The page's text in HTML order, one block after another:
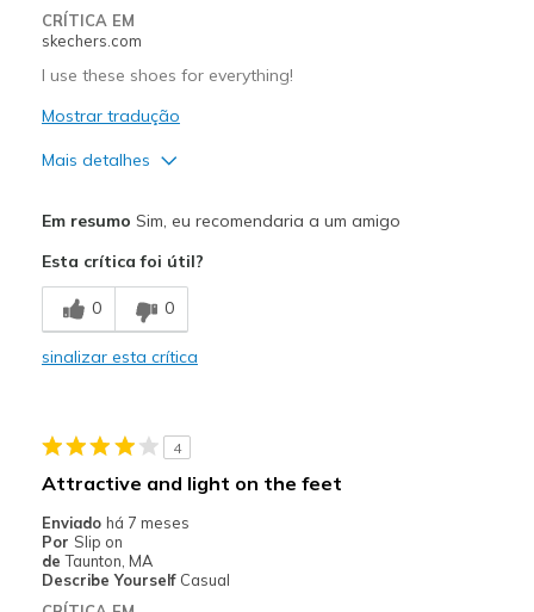
Sizing
Feels true to size
View On Shoes
CRÍTICA EM
skechers.com
I use these shoes for everything!
Mostrar tradução
Mais detalhes
Breathe Well
Comfortable
Going Out
Special Occasions
Em resumo Sim, eu recomendaria a um amigo
Esta crítica foi útil?
0 0
sinalizar esta crítica
4
Attractive and light on the feet
Enviado há 7 meses
Por Slip on
de Taunton, MA
Describe Yourself Casual